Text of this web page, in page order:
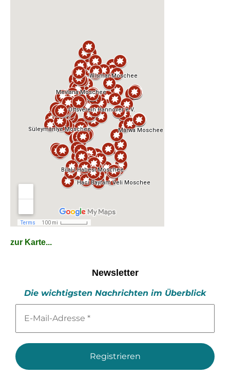
zur Karte...
Newsletter
Die wichtigsten Nachrichten im Überblick
Mail-
*